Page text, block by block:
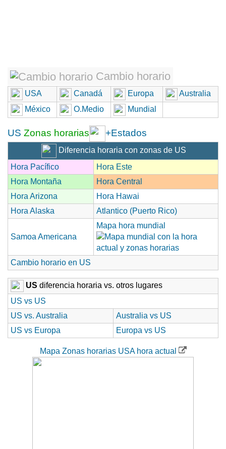
Cambio horario
USA Canadá Europa
Australia
México
O.Medio Mundial
US Zonas horarias +Estados
Diferencia horaria con zonas de US
Hora Pacífico
Hora Este
Hora Montaña
Hora Central
Hora Arizona
Hora Hawai
Hora Alaska
Atlantico (Puerto Rico)
Samoa Americana
Mapa hora mundial
Cambio horario en US
US diferencia horaria vs. otros lugares
US vs US
US vs. Australia
Australia vs US
US vs Europa
Europa vs US
Mapa Zonas horarias USA hora actual